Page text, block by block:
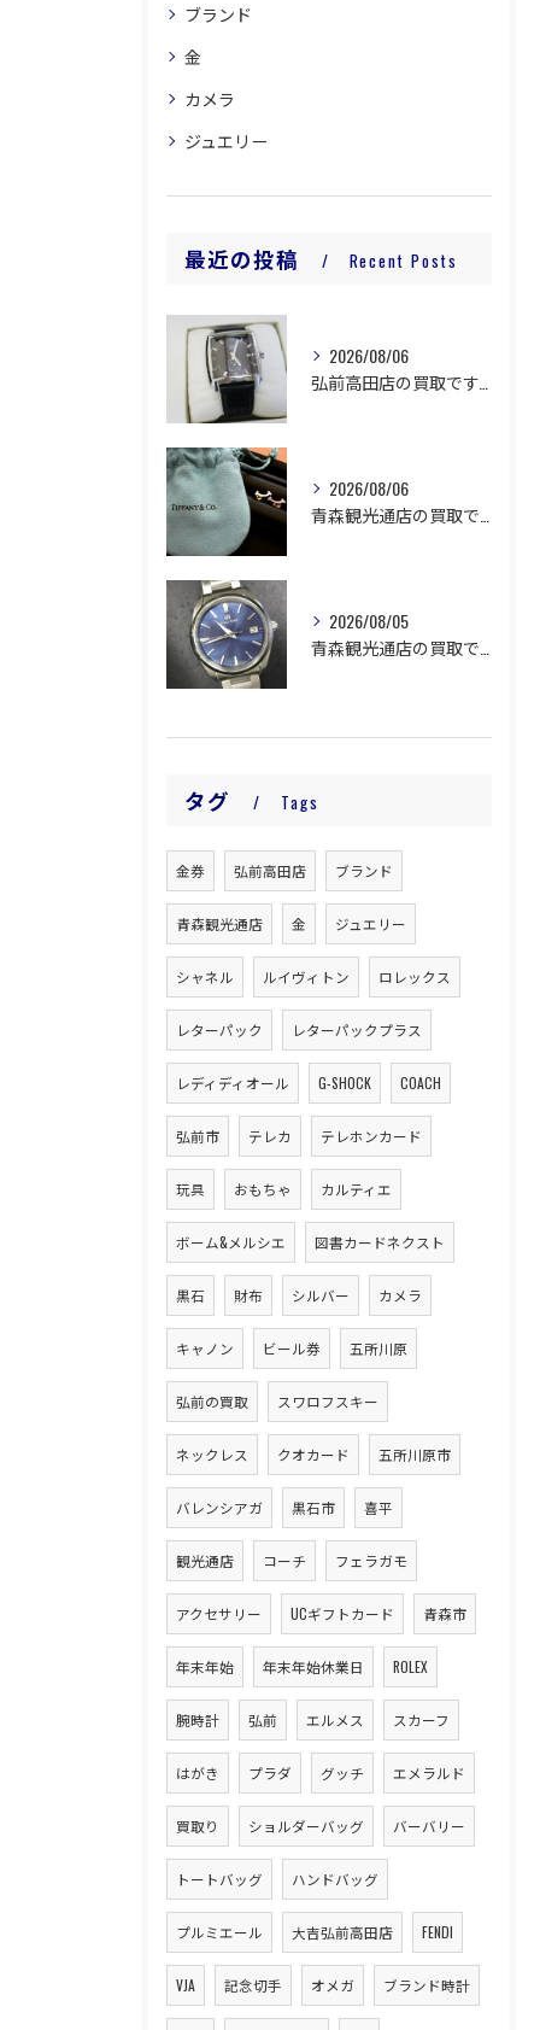
ブランド
金
カメラ
ジュエリー
最近の投稿 Recent Posts
2026/08/06
2026/08/06
2026/08/05
タグ Tags
金券 弘前高田店 ブランド
青森観光通店 金 ジュエリー
シャネル ルイヴィトン ロレックス
レターパック レターパックプラス
レディディオール G-SHOCK COACH
弘前市 テレカ テレホンカード
玩具 おもちゃ カルティエ
ボーム&メルシエ 図書カードネクスト
黒石 財布 シルバー カメラ
キャノン ビール券 五所川原
弘前の買取 スワロフスキー
ネックレス クオカード 五所川原市
バレンシアガ 黒石市 喜平
観光通店 コーチ フェラガモ
アクセサリー UCギフトカード 青森市
年末年始 年末年始休業日 ROLEX
腕時計 弘前 エルメス スカーフ
はがき プラダ グッチ エメラルド
買取り ショルダーバッグ バーバリー
トートバッグ ハンドバッグ
プルミエール 大吉弘前高田店 FENDI
VJA 記念切手 オメガ ブランド時計